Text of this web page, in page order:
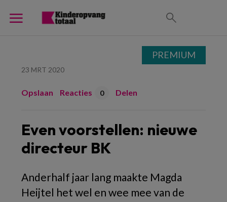
23 MRT 2020
Opslaan Reacties 0 Delen
Even voorstellen: nieuwe
directeur BK
Anderhalf jaar lang maakte Magda
Heijtel het wel en wee mee van de
PREMIUM